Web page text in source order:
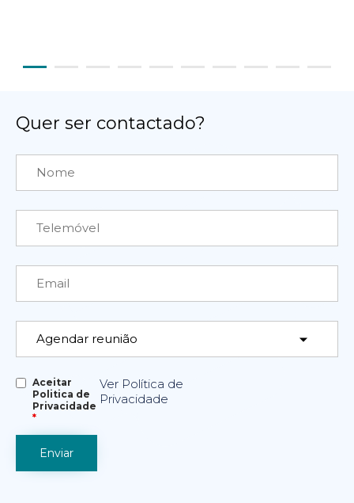
Quer ser contactado?
Aceitar
Politica de
Privacidade
*
Ver Política de
Privacidade